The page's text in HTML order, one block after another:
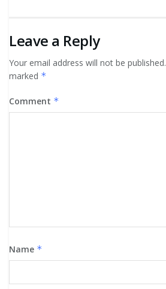
Leave a Reply
Your email address will not be published.
marked *
Comment *
Name *